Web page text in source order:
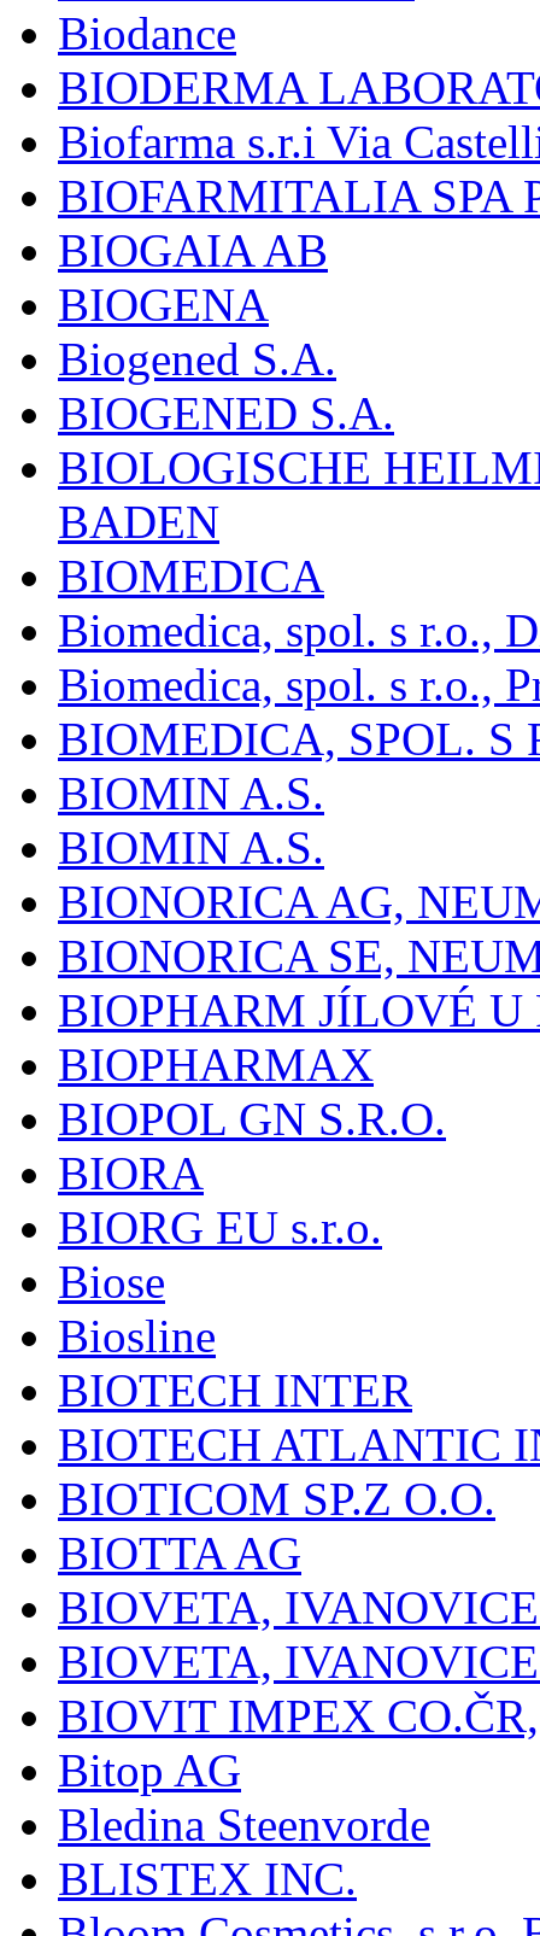
Biodance
BIODERMA
Biofarma s.r.i Via
BIOFARMITALIA SPA
BIOGAIA AB
BIOGENA
Biogened S.A.
BIOGENED S.A.
BIOLOGISCHE
BADEN
BIOMEDICA
Biomedica, spol. s r.o.,
Biomedica, spol. s r.o.,
BIOMEDICA, SPOL. S
BIOMIN A.S.
BIOMIN A.S.
BIONORICA AG,
BIONORICA SE,
BIOPHARM JÍLOVÉ U
BIOPHARMAX
BIOPOL GN S.R.O.
BIORA
BIORG EU s.r.o.
Biose
Biosline
BIOTECH INTER
BIOTECH ATLANTIC
BIOTICOM SP.Z O.O.
BIOTTA AG
BIOVETA,
BIOVETA,
BIOVIT IMPEX
Bitop AG
Bledina Steenvorde
BLISTEX INC.